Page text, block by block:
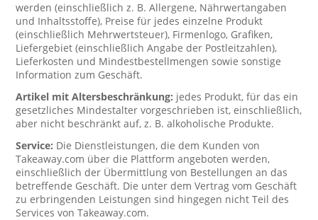
werden (einschließlich z. B. Allergene, Nährwertangaben
und Inhaltsstoffe), Preise für jedes einzelne Produkt
(einschließlich Mehrwertsteuer), Firmenlogo, Grafiken,
Liefergebiet (einschließlich Angabe der Postleitzahlen),
Lieferkosten und Mindestbestellmengen sowie sonstige
Information zum Geschäft.
Artikel mit Altersbeschränkung: jedes Produkt, für das ein
gesetzliches Mindestalter vorgeschrieben ist, einschließlich,
aber nicht beschränkt auf, z. B. alkoholische Produkte.
Service: Die Dienstleistungen, die dem Kunden von
Takeaway.com über die Plattform angeboten werden,
einschließlich der Übermittlung von Bestellungen an das
betreffende Geschäft. Die unter dem Vertrag vom Geschäft
zu erbringenden Leistungen sind hingegen nicht Teil des
Services von Takeaway.com.